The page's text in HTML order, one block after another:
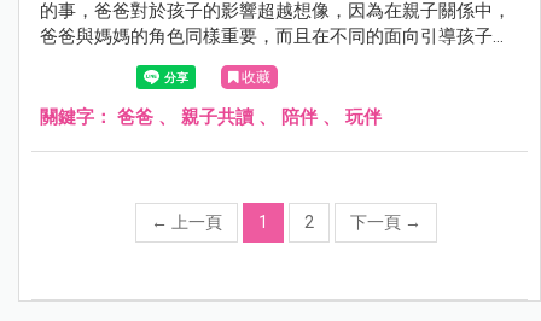
的事，爸爸對於孩子的影響超越想像，因為在親子關係中，
爸爸與媽媽的角色同樣重要，而且在不同的面向引導孩子的
長整與發展。
收藏
關鍵字： 爸爸 、 親子共讀 、 陪伴 、 玩伴
← 上一頁 1 2 下一頁 →